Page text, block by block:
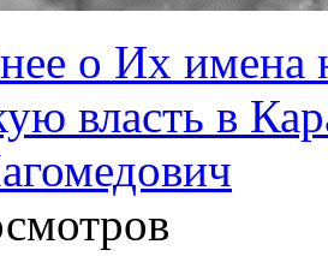
о Их имена
власть в